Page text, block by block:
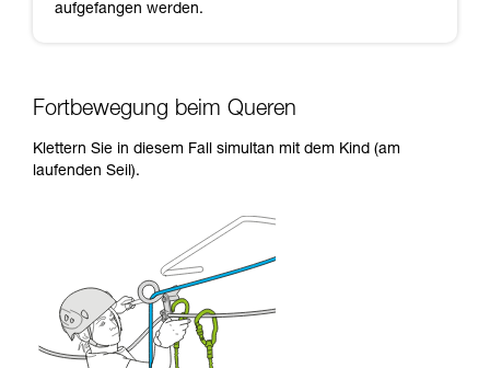
aufgefangen werden.
Fortbewegung beim Queren
Klettern Sie in diesem Fall simultan mit dem Kind (am
laufenden Seil).